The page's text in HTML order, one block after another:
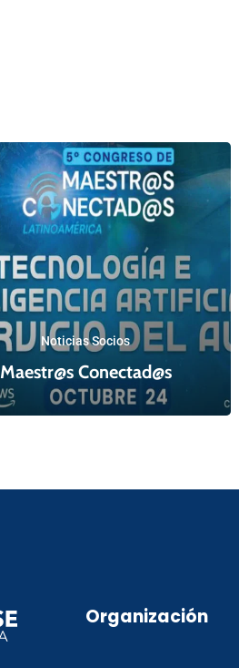
Noticias Socios
Maestr@s Conectad@s
Organización